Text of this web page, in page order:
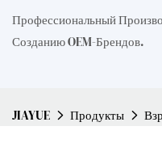
Профессиональный
Созданию OEM-Брендов.
JIAYUE Продукты